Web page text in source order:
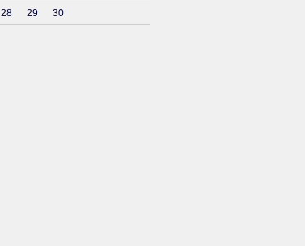
28 29 30